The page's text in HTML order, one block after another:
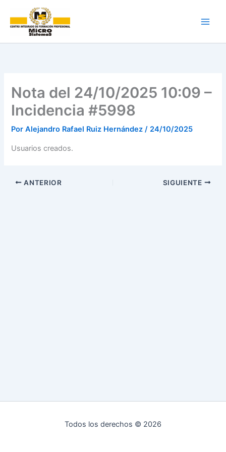
contenido
Nota del 24/10/2025 10:09 –
Incidencia #5998
PorAlejandro Rafael Ruiz Hernández/ 24/10/2025
Usuarios creados.
ANTERIOR SIGUIENTE
Todos los derechos © 2026